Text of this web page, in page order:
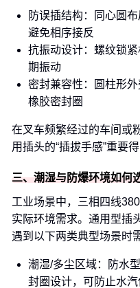
防误插结构：同心圆
避免相序接反
抗振动设计：螺纹锁
期振动
密封兼容性：圆柱形
橡胶密封圈
在叉车频繁经过的车间或
用插头的“插拔手感”重要得
三、潮湿与防爆环境如何
工业场景中，三相四线
实际环境需求。通用型插
遇到以下两类典型场景时
潮湿/多尘区域：防水
封圈设计，可防止水